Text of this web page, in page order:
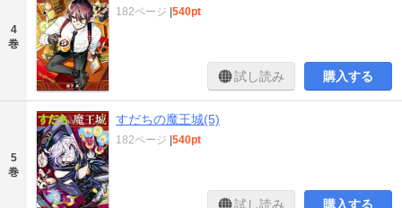
4
巻
182ページ 540pt
試し読み 購入する
5
巻
すだちの魔王城(5)
182ページ 540pt
試し読み 購入する